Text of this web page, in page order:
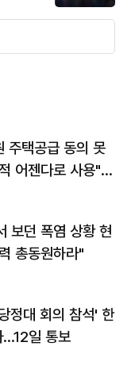
주택공급 동의 못
어젠다로 사용"
보던 폭염 상황 현
총동원하라"
정대 회의 참석' 한
일 통보